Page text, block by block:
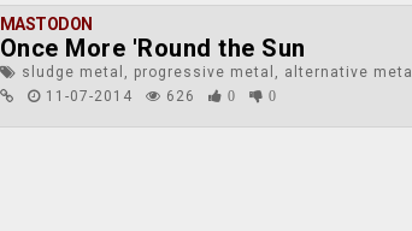
MASTODON
Once More 'Round the Sun
sludge metal, progressive metal, alternative metal
11-07-2014
626 0 0